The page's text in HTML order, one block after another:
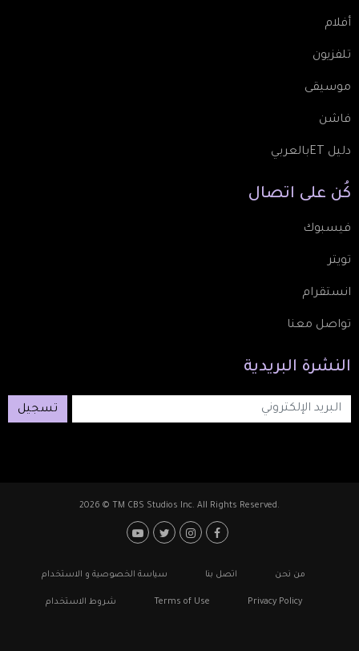
أفلام
تلفزيون
موسيقى
فاشن
دليل ETبالعربي
كُن على اتصال
فيسبوك
تويتر
انستقرام
تواصل معنا
النشرة البريدية
تسجيل
2026 © TM CBS Studios Inc. All Rights Reserved.
Footer: Social Media
Footerمن نحن اتصل بنا سياسة الخصوصية و الاستخدام
Privacy Policy
Terms of Use شروط الاستخدام